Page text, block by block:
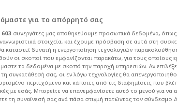
άμεσα τον
για δεύτερο
ηχηρό
για το απόρρητό σας
603 συνεργάτες μας αποθηκεύουμε προσωπικά δεδομένα,
στοιχεία, και έχουμε πρόσβαση σε αυτά στη
καταστεί δυνατή η ενεργοποίηση τεχνολογιών
οι σκοποί που εμφανίζονται παρακάτω, για τους οποίους
τα δεδομένα με σκοπό την παροχή υπηρεσιών. Αν
συγκατάθεσή σας, οι εν λόγω τεχνολογίες θα
περιεχόμενο και κάποιες από τις διαφημίσεις που
με εσάς. Μπορείτε να επανεμφανίσετε αυτό το μενού για να
τη συναίνεσή σας ανά πάσα στιγμή πατώντας τον σύνδεσμο